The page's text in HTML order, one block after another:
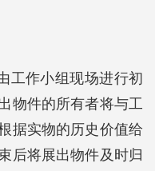
工作小组现场进行初
物件的所有者将与工
据实物的历史价值给
后将展出物件及时归